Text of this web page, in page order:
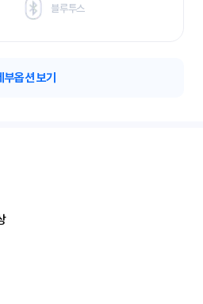
블루투스
부옵션 보기